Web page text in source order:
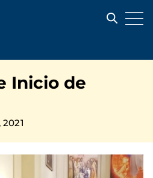
Inicio de